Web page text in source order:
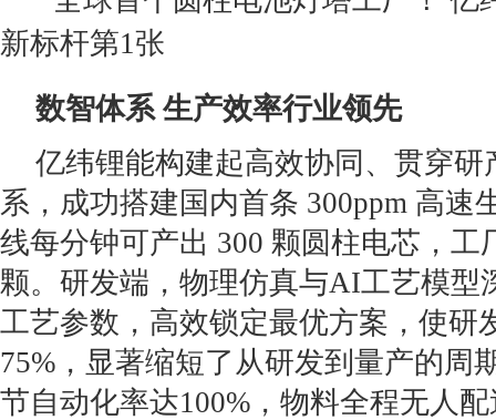
数智体系 生产效率行业领先
亿纬锂能构建起高效协同、贯穿
系，成功搭建国内首条 300ppm 高
线每分钟可产出 300 颗圆柱电芯，工
颗。研发端，物理仿真与AI工艺模型
工艺参数，高效锁定最优方案，使研
75%，显著缩短了从研发到量产的周
节自动化率达100%，物料全程无人